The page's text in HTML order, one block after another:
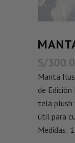
S/
Manta
de
tela plush
útil para
Medidas: